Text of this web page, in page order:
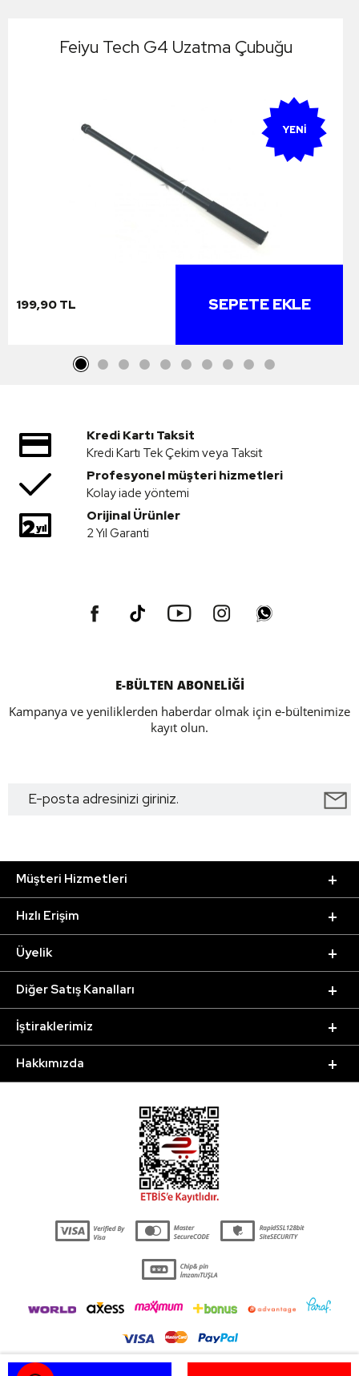
Feiyu Tech G4 Uzatma Çubuğu
YENI
199,90 TL SEPETE EKLE
Kredi Kartı Taksit
Kredi Kartı Tek Çekim veya Taksit
Profesyonel müşteri hizmetleri
Kolay iade yöntemi
Orijinal Ürünler
2 Yıl Garanti
E-BÜLTEN ABONELİĞİ
Kampanya ve yeniliklerden haberdar olmak için e-bültenimize
kayıt olun.
Müşteri Hizmetleri
Hızlı Erişim
Üyelik
Diğer Satış Kanalları
İştiraklerimiz
Hakkımızda